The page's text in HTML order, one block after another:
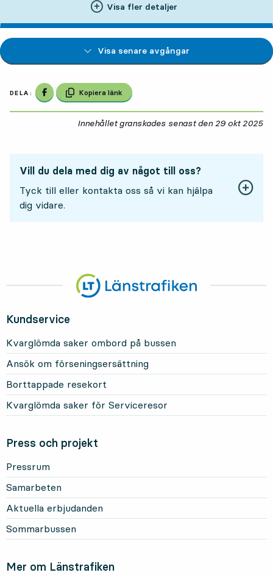
Visa fler detaljer
Visa senare avgångar
DELA: Dela på Facebook
Kopiera länk
Innehållet granskades senast den 29 okt 2025
Vill du dela med dig av något till oss?
Tyck till eller kontakta oss så vi kan hjälpa
dig vidare.
Kundservice
Kvarglömda saker ombord på bussen
Ansök om förseningsersättning
Borttappade resekort
Kvarglömda saker för Serviceresor
Press och projekt
Pressrum
Samarbeten
Aktuella erbjudanden
Sommarbussen
Mer om Länstrafiken